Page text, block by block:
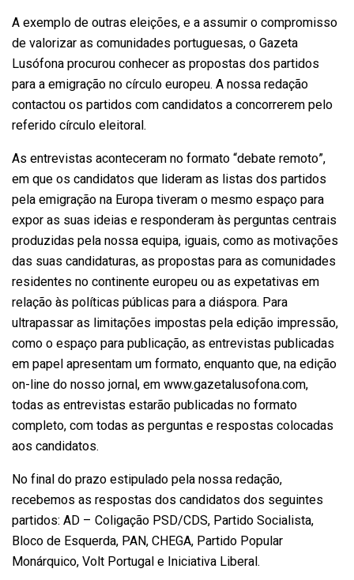
A exemplo de outras eleições, e a assumir o compromisso
de valorizar as comunidades portuguesas, o Gazeta
Lusófona procurou conhecer as propostas dos partidos
para a emigração no círculo europeu. A nossa redação
contactou os partidos com candidatos a concorrerem pelo
referido círculo eleitoral.
As entrevistas aconteceram no formato “debate remoto”,
em que os candidatos que lideram as listas dos partidos
pela emigração na Europa tiveram o mesmo espaço para
expor as suas ideias e responderam às perguntas centrais
produzidas pela nossa equipa, iguais, como as motivações
das suas candidaturas, as propostas para as comunidades
residentes no continente europeu ou as expetativas em
relação às políticas públicas para a diáspora. Para
ultrapassar as limitações impostas pela edição impressão,
como o espaço para publicação, as entrevistas publicadas
em papel apresentam um formato, enquanto que, na edição
on-line do nosso jornal, em www.gazetalusofona.com,
todas as entrevistas estarão publicadas no formato
completo, com todas as perguntas e respostas colocadas
aos candidatos.
No final do prazo estipulado pela nossa redação,
recebemos as respostas dos candidatos dos seguintes
partidos: AD – Coligação PSD/CDS, Partido Socialista,
Bloco de Esquerda, PAN, CHEGA, Partido Popular
Monárquico, Volt Portugal e Iniciativa Liberal.